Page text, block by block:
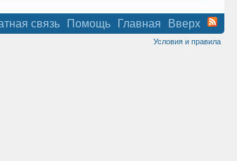
связь Помощь Главная Вверх
Условия и правила